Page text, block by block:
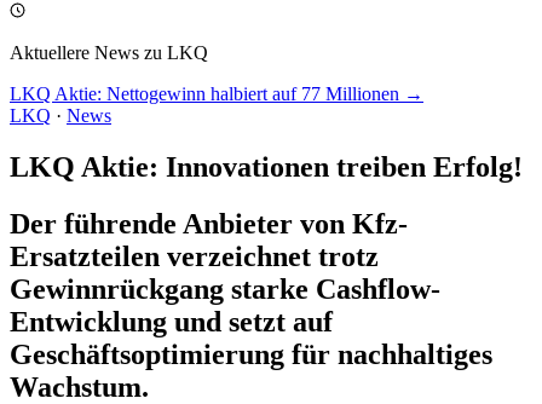
Aktuellere News zu LKQ
LKQ Aktie: Nettogewinn halbiert auf 77 Millionen →
LKQ · News
LKQ Aktie: Innovationen treiben Erfolg!
Der führende Anbieter von Kfz-
Ersatzteilen verzeichnet trotz
Gewinnrückgang starke Cashflow-
Entwicklung und setzt auf
Geschäftsoptimierung für nachhaltiges
Wachstum.